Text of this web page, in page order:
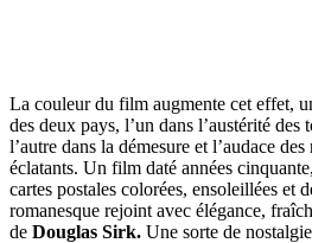
La couleur du film augmente cet effet,
des deux pays, l’un dans l’austérité des
l’autre dans la démesure et l’audace
éclatants. Un film daté années
cartes postales colorées, ensoleillées et
romanesque rejoint avec élégance,
de Douglas Sirk. Une sorte de